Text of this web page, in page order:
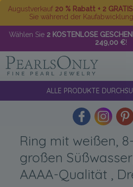
Augustverkauf 20 % Rabatt + 2
Sie während der
Wählen Sie 2 KOSTENLOSE
249,00 €!
ALLE PRODUKTE
Ring mit weißen,
großen
AAAA-Qualität ,